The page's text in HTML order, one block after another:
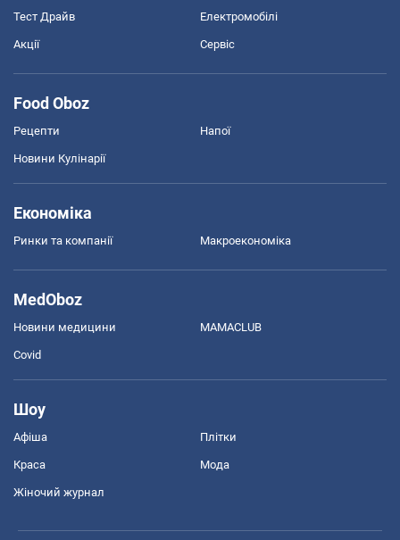
Тест Драйв Електромобілі
Акції Сервіс
Food Oboz
Рецепти Напої
Новини Кулінарії
Економіка
Ринки та компанії Макроекономіка
MedOboz
Новини медицини MAMACLUB
Covid
Шоу
Афіша Плітки
Краса Мода
Жіночий журнал